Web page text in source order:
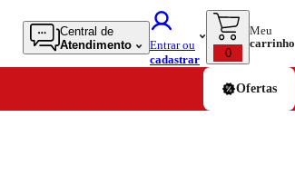
Central de
Atendimento
Entrar ou
cadastrar
0
Meu
carrinho
Ofertas